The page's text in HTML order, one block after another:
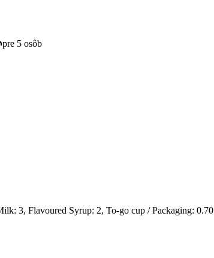
pre 5 osôb
3, Flavoured Syrup: 2, To-go cup / Packaging: 0.70